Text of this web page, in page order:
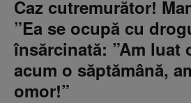
Caz cutremurător!
”Ea se ocupă cu
însărcinată: ”Am luat
acum o săptămână,
omor!”